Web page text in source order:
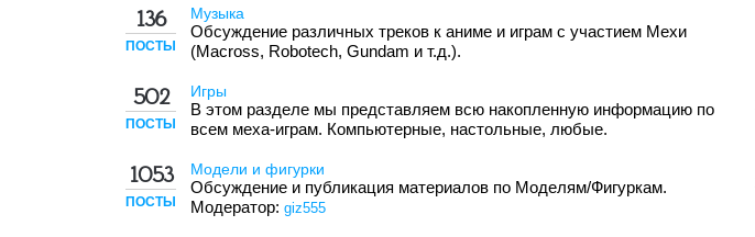
136
ПОСТЫ
Музыка
Обсуждение различных треков к аниме и играм с участием Мехи
(Macross, Robotech, Gundam и т.д.).
502
ПОСТЫ
Игры
В этом разделе мы представляем всю накопленную информацию по
всем меха-играм. Компьютерные, настольные, любые.
1053
ПОСТЫ
Модели и фигурки
Обсуждение и публикация материалов по Моделям/Фигуркам.
Модератор: giz555